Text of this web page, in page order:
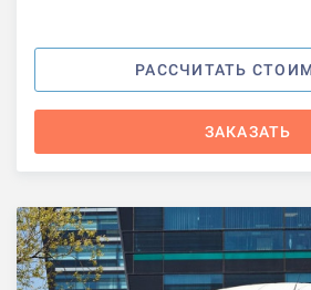
РАССЧИТАТЬ
ЗАКАЗАТЬ